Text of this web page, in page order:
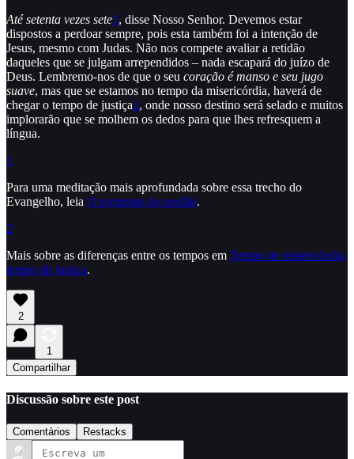
Até setenta vezes sete1, disse Nosso Senhor. Devemos estar
dispostos a perdoar sempre, pois esta também foi a intenção de
Jesus, mesmo com Judas. Não nos compete avaliar a retidão
daqueles que se julgam arrependidos – nada escapará do juízo de
Deus. Lembremo-nos de que o seu coração é manso e seu jugo
suave, mas que se estamos no tempo da misericórdia, haverá de
chegar o tempo de justiça2, onde nosso destino será selado e muitos
implorarão que se molhem os dedos para que lhes refresquem a
língua.
1
Para uma meditação mais aprofundada sobre essa trecho do
Evangelho, leia O tormento do perdão.
2
Mais sobre as diferenças entre os tempos em Tempo de misericórdia,
tempo de justiça.
2
1
Compartilhar
Discussão sobre este post
Comentários Restacks